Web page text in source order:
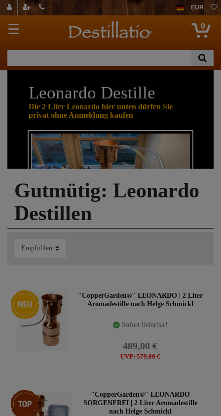
EUR
☰ 0
Leonardo Destille
Die 2 Liter Leonardo hier unten dürfen Sie
privat ohne Anmeldung kaufen
Unsere Empfehlung:Aufgrund des großen Dampfraumes
kann man mit der Leonardo sehr gute Ergebnisse
erzielen. Eine gemütliche Destillieranlage für Zuhause.
Meldefreie Leonardo Destille kaufen
Gutmütig: Leonardo
Destillen
Neuheit
"CopperGarden®" LEONARDO | 2 Liter
Aromadestille nach Helge Schmickl
Sofort lieferbar!
UVP: 579,00 €
489,00 €
Top-Artikel
"CopperGarden®" LEONARDO
SORGENFREI | 2 Liter Aromadestille
nach Helge Schmickl